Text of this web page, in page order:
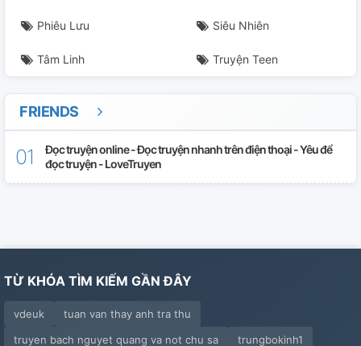
30. Mập Mạp
31. Haizz
36. Hả...
Phiêu Lưu Siêu Nhiên
Tâm Linh Truyện Teen
FRIENDS
Đọc truyện online - Đọc truyện nhanh trên điện thoại - Yêu để
đọc truyện - LoveTruyen
TỪ KHÓA TÌM KIẾM GẦN ĐÂY
vdeuk
tuan van thay anh tra thu
truyen bach nguyet quang va not chu sa
trungbokinh1